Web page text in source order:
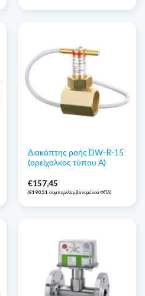
Διακόπτης ροής DW-R-15
(ορείχαλκος τύπου Α)
€157,45
(€190,51 συμπεριλαμβανομένου ΦΠΑ)